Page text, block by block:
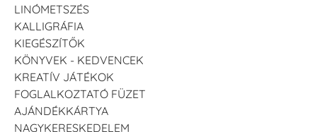
LINÓMETSZÉS
KALLIGRÁFIA
KIEGÉSZÍTŐK
KÖNYVEK - KEDVENCEK
KREATÍV JÁTÉKOK
FOGLALKOZTATÓ FÜZET
AJÁNDÉKKÁRTYA
NAGYKERESKEDELEM